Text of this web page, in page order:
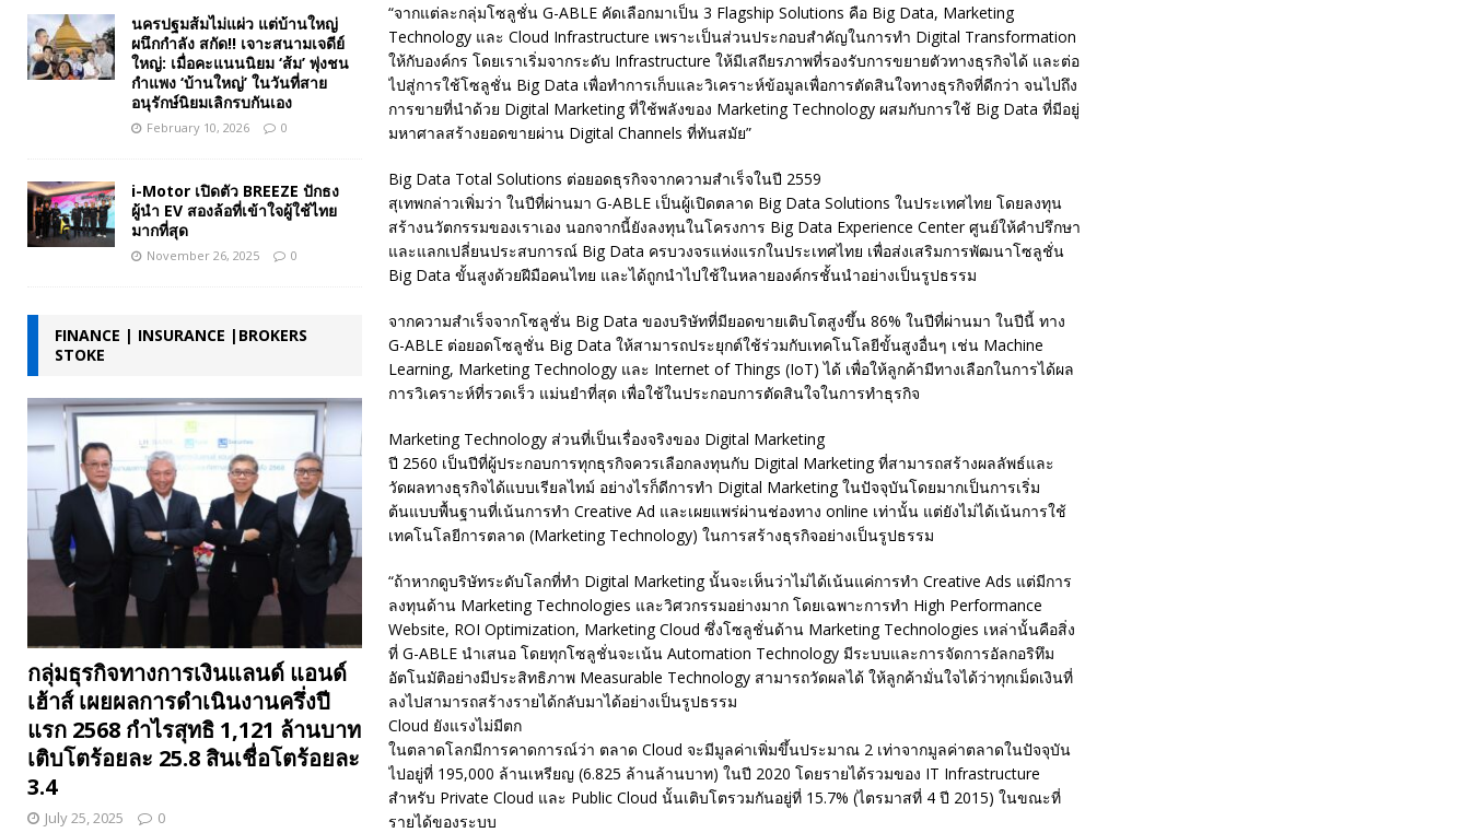
“จากแต่ละกลุ่มโซลูชั่น G-ABLE คัดเลือกมาเป็น 3 Flagship Solutions คือ Big Data, Marketing
Technology และ Cloud Infrastructure เพราะเป็นส่วนประกอบสำคัญในการทำ Digital Transformation
ให้กับองค์กร โดยเราเริ่มจากระดับ Infrastructure ให้มีเสถียรภาพที่รองรับการขยายตัวทางธุรกิจได้ และต่อ
ไปสู่การใช้โซลูชั่น Big Data เพื่อทำการเก็บและวิเคราะห์ข้อมูลเพื่อการตัดสินใจทางธุรกิจที่ดีกว่า จนไปถึง
การขายที่นำด้วย Digital Marketing ที่ใช้พลังของ Marketing Technology ผสมกับการใช้ Big Data ที่มีอยู่
มหาศาลสร้างยอดขายผ่าน Digital Channels ที่ทันสมัย”
Big Data Total Solutions ต่อยอดธุรกิจจากความสำเร็จในปี 2559
สุเทพกล่าวเพิ่มว่า ในปีที่ผ่านมา G-ABLE เป็นผู้เปิดตลาด Big Data Solutions ในประเทศไทย โดยลงทุน
สร้างนวัตกรรมของเราเอง นอกจากนี้ยังลงทุนในโครงการ Big Data Experience Center ศูนย์ให้คำปรึกษา
และแลกเปลี่ยนประสบการณ์ Big Data ครบวงจรแห่งแรกในประเทศไทย เพื่อส่งเสริมการพัฒนาโซลูชั่น
Big Data ขั้นสูงด้วยฝีมือคนไทย และได้ถูกนำไปใช้ในหลายองค์กรชั้นนำอย่างเป็นรูปธรรม
จากความสำเร็จจากโซลูชั่น Big Data ของบริษัทที่มียอดขายเติบโตสูงขึ้น 86% ในปีที่ผ่านมา ในปีนี้ ทาง
G-ABLE ต่อยอดโซลูชั่น Big Data ให้สามารถประยุกต์ใช้ร่วมกับเทคโนโลยีขั้นสูงอื่นๆ เช่น Machine
Learning, Marketing Technology และ Internet of Things (IoT) ได้ เพื่อให้ลูกค้ามีทางเลือกในการได้ผล
การวิเคราะห์ที่รวดเร็ว แม่นยำที่สุด เพื่อใช้ในประกอบการตัดสินใจในการทำธุรกิจ
Marketing Technology ส่วนที่เป็นเรื่องจริงของ Digital Marketing
ปี 2560 เป็นปีที่ผู้ประกอบการทุกธุรกิจควรเลือกลงทุนกับ Digital Marketing ที่สามารถสร้างผลลัพธ์และ
วัดผลทางธุรกิจได้แบบเรียลไทม์ อย่างไรก็ดีการทำ Digital Marketing ในปัจจุบันโดยมากเป็นการเริ่ม
ต้นแบบพื้นฐานที่เน้นการทำ Creative Ad และเผยแพร่ผ่านช่องทาง online เท่านั้น แต่ยังไม่ได้เน้นการใช้
เทคโนโลยีการตลาด (Marketing Technology) ในการสร้างธุรกิจอย่างเป็นรูปธรรม
“ถ้าหากดูบริษัทระดับโลกที่ทำ Digital Marketing นั้นจะเห็นว่าไม่ได้เน้นแค่การทำ Creative Ads แต่มีการ
ลงทุนด้าน Marketing Technologies และวิศวกรรมอย่างมาก โดยเฉพาะการทำ High Performance
Website, ROI Optimization, Marketing Cloud ซึ่งโซลูชั่นด้าน Marketing Technologies เหล่านั้นคือสิ่ง
ที่ G-ABLE นำเสนอ โดยทุกโซลูชั่นจะเน้น Automation Technology มีระบบและการจัดการอัลกอริทึม
อัตโนมัติอย่างมีประสิทธิภาพ Measurable Technology สามารถวัดผลได้ ให้ลูกค้ามั่นใจได้ว่าทุกเม็ดเงินที่
ลงไปสามารถสร้างรายได้กลับมาได้อย่างเป็นรูปธรรม
Cloud ยังแรงไม่มีตก
ในตลาดโลกมีการคาดการณ์ว่า ตลาด Cloud จะมีมูลค่าเพิ่มขึ้นประมาณ 2 เท่าจากมูลค่าตลาดในปัจจุบัน
ไปอยู่ที่ 195,000 ล้านเหรียญ (6.825 ล้านล้านบาท) ในปี 2020 โดยรายได้รวมของ IT Infrastructure
สำหรับ Private Cloud และ Public Cloud นั้นเติบโตรวมกันอยู่ที่ 15.7% (ไตรมาสที่ 4 ปี 2015) ในขณะที่
รายได้ของระบบ
นครปฐมส้มไม่แผ่ว แต่บ้านใหญ่
ผนึกกำลัง สกัด!! เจาะสนามเจดีย์
ใหญ่: เมื่อคะแนนนิยม ‘ส้ม’ พุ่งชน
กำแพง ‘บ้านใหญ่’ ในวันที่สาย
อนุรักษ์นิยมเลิกรบกันเอง
February 10, 2026 0
i-Motor เปิดตัว BREEZE ปักธง
ผู้นำ EV สองล้อที่เข้าใจผู้ใช้ไทย
มากที่สุด
November 26, 2025 0
FINANCE | INSURANCE |BROKERS
STOKE
กลุ่มธุรกิจทางการเงินแลนด์ แอนด์
เฮ้าส์ เผยผลการดำเนินงานครึ่งปี
แรก 2568 กำไรสุทธิ 1,121 ล้านบาท
เติบโตร้อยละ 25.8 สินเชื่อโตร้อยละ
3.4
July 25, 2025 0